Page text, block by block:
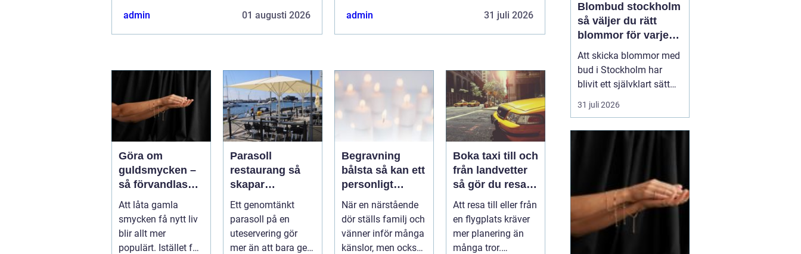
admin 01 augusti 2026 admin 31 juli 2026
Göra om
guldsmycken –
så förvandlas
minnen till nya
favoriter
Att låta gamla
smycken få nytt liv
blir allt mer
populärt. Istället för
Parasoll
restaurang så
skapar
uteserveringen
rätt känsla året
runt
Ett genomtänkt
parasoll på en
uteservering gör
mer än att bara ge
Begravning
bålsta så kan ett
personligt
avsked formas
När en närstående
dör ställs familj och
vänner inför många
känslor, men också
Boka taxi till och
från landvetter
så gör du resan
trygg och
smidig
Att resa till eller från
en flygplats kräver
mer planering än
många tror.
Blombud stockholm
så väljer du rätt
blommor för varje
tillfälle
Att skicka blommor med
bud i Stockholm har
blivit ett självklart sätt
att visa omtanke, fira
stora händelser eller
svårt att formulera i ord.
sekunder, oavsett om
mottagaren befinner sig
på konto...
31 juli 2026